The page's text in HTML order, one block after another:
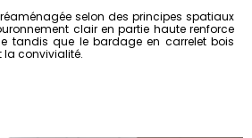
selon des principes spatiaux
clair en partie haute renforce
tandis que le bardage en carrelet bois
la convivialité.